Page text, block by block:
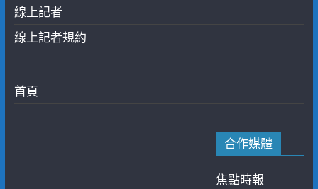
線上記者
線上記者規約
首頁
合作媒體
焦點時報